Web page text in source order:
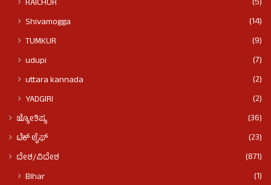
Shivamogga
(14)
TUMKUR
(9)
udupi
(7)
uttara kannada
(2)
YADGIRI
(2)
ಜ್ಯೋತಿಷ್ಯ
(36)
ಟೆಕ್ ಲೈಫ್
(23)
ದೇಶ/ವಿದೇಶ
(871)
BIhar
(1)